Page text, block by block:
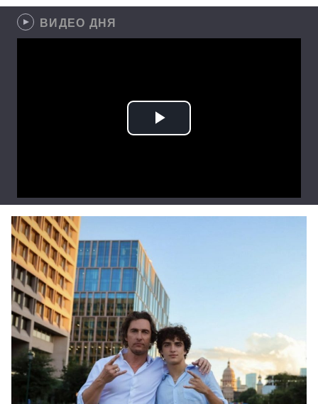
ВИДЕО ДНЯ